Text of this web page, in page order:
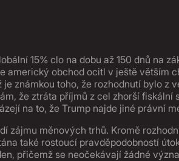
15% clo na dobu až 150 dnů na
americký obchod ocitl v ještě větším
známkou toho, že rozhodnutí bylo z
že ztráta příjmů z cel zhorší fiskální
na to, že Trump najde jiné právní
zájmu měnových trhů. Kromě
také rostoucí pravděpodobností
přičemž se neočekávají žádné